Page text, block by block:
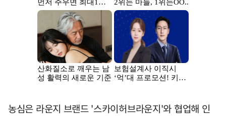
농심은 라운지 브랜드 '스카이허브라운지'와 협업해 인